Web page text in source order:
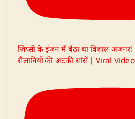
जिप्सी के इंजन में बैठा था विशाल अजगर!
सैलानियों की अटकी सांसें | Viral Video